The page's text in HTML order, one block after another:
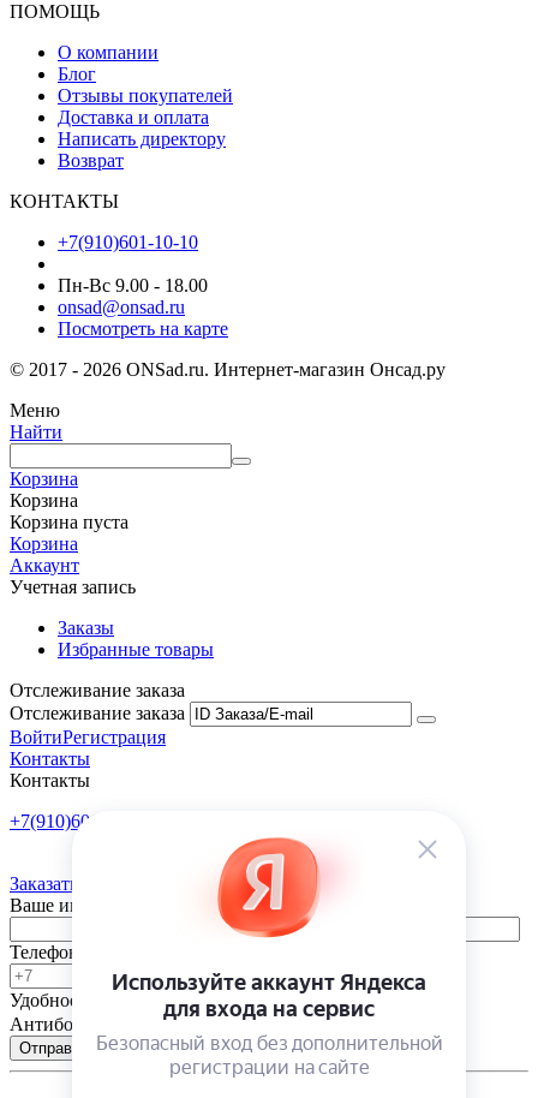
ПОМОЩЬ
О компании
Блог
Отзывы покупателей
Доставка и оплата
Написать директору
Возврат
КОНТАКТЫ
+7(910)601-10-10
Пн-Вс 9.00 - 18.00
onsad@onsad.ru
Посмотреть на карте
© 2017 - 2026 ONSad.ru. Интернет-магазин Онсад.ру
Меню
Найти
Корзина
Корзина
Корзина пуста
Корзина
Аккаунт
Учетная запись
Заказы
Избранные товары
Отслеживание заказа
Отслеживание заказа
ВойтиРегистрация
Контакты
Контакты
+7(910)601-10-10
Заказать обратный звонок
Ваше имя
Телефон
Удобное время
-
Антибот
Отправить